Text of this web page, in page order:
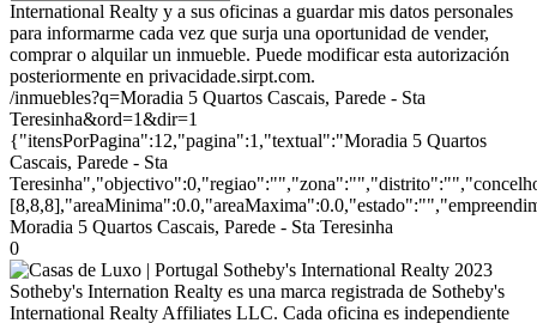
International Realty y a sus oficinas a guardar mis datos personales
para informarme cada vez que surja una oportunidad de vender,
comprar o alquilar un inmueble. Puede modificar esta autorización
posteriormente en privacidade.sirpt.com.
/inmuebles?q=Moradia 5 Quartos Cascais, Parede - Sta
Teresinha&ord=1&dir=1
{"itensPorPagina":12,"pagina":1,"textual":"Moradia 5 Quartos
Cascais, Parede - Sta
Moradia 5 Quartos Cascais, Parede - Sta Teresinha
0
2023
Sotheby's Internation Realty es una marca registrada de Sotheby's
International Realty Affiliates LLC. Cada oficina es independiente